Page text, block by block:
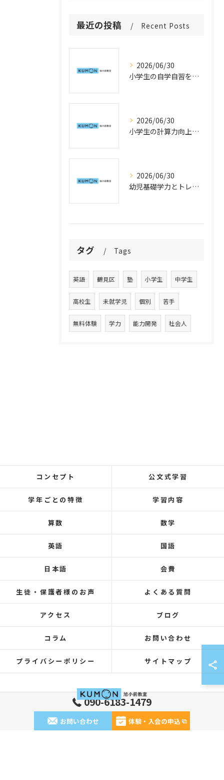
最近の投稿 Recent Posts
2026/06/30
小学生の自学自習を育てる仕組みと公文式学習の活用法
2026/06/30
小学生の計算力向上指導で公文式学習を活用した速度アップの工夫
2026/06/30
幼児基礎学力とトレーニングを神奈川県横浜市鶴見区で始めるための公文式活用法と学力向上のポイント
タグ Tags
英語 鶴見区 塾 小学生 中学生
高校生 未就学児 個別 苦手
無料体験 学力 能力開発 社会人
090-6183-1479
お問い合わせ 体験・入会の申込
コンセプト 公文式学習
学年ごとの特徴 学習内容
算数 数学
英語 国語
日本語 会費
生徒・保護者様のお声 よくある質問
アクセス ブログ
コラム お問い合わせ
プライバシーポリシー サイトマップ
© 2026 神奈川県鶴見区の塾ならKUMON旭小前教室 ALL RIGHTS RESERVED.